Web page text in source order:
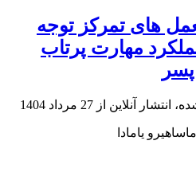
های تمرکز توجه
مهارت پرتاب
انتشار آنلاین از 27 مرداد 1404
یامادا